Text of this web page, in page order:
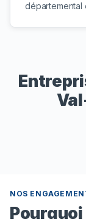
départemental
NOS